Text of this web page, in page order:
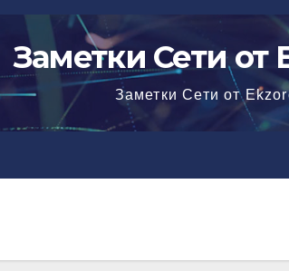
Заметки Сети от
Заметки Сети от